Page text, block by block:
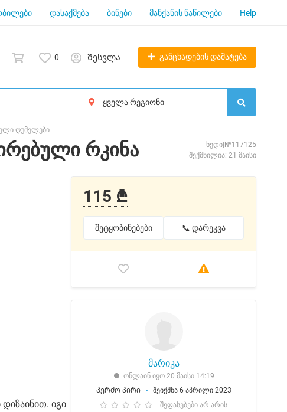
დასაქმება ბინები მანქანის ნაწილები Help
0 Შესვლა განცხადების დამატება
ღუმელები
რკინა
ხედი|№117125
შექმნილია: 21 მაისი
იგი
115 ₾
შეტყობინებები 📞 დარეკვა
მარიკა
ონლაინ იყო 20 მაისი 14:19
Კერძო პირი
შეიქმნა 6 აპრილი 2023
შეფასებები არ არის